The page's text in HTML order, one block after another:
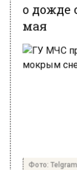
мая